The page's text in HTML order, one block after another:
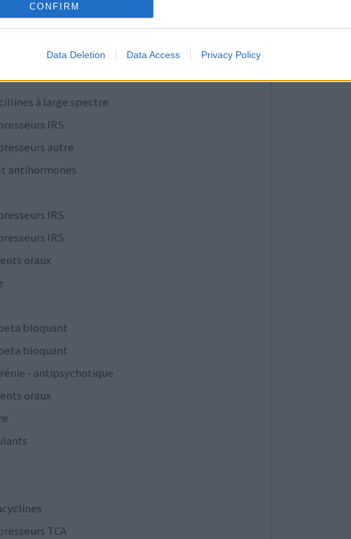
CONFIRM
Data Deletion Data Access Privacy Policy
à large spectre
IRS
autre
antihormones
IRS
IRS
oraux
bloquant
bloquant
- antipsychotique
oraux
TCA